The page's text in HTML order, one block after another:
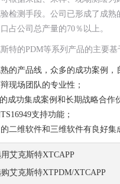
检测手段。公司已形成了成熟
占公司总产量的70％以上。
特的PDM等系列产品的主要基
的产品线，众多的成功案例，
现场团队的专业性；
成功集成案例和长期战略合作
支持功能；
二维软件和三维软件有良好集
艾克斯特XTCAPP
艾克斯特XTPDM/XTCAPP